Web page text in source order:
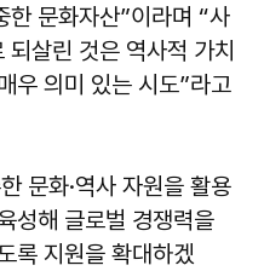
한 문화자산”이라며 “사
살린 것은 역사적 가치
우 의미 있는 시도”라고
문화·역사 자원을 활용
성해 글로벌 경쟁력을
록 지원을 확대하겠